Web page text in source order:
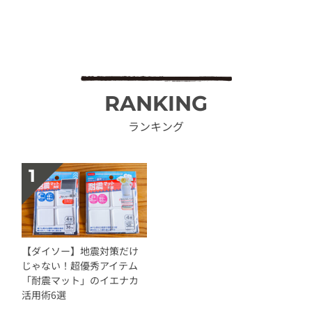
RANKING
ランキング
【ダイソー】地震対策だけ
じゃない！超優秀アイテム
「耐震マット」のイエナカ
活用術6選